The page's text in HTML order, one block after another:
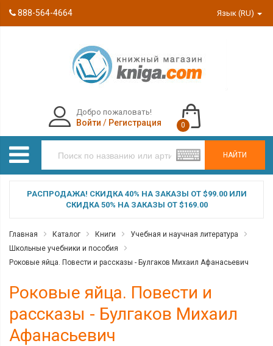
888-564-4664 Язык (RU)
НАЙТИ
Добро пожаловать!
Войти / Регистрация 0
РАСПРОДАЖА! СКИДКА 40% НА ЗАКАЗЫ ОТ $99.00 ИЛИ
СКИДКА 50% НА ЗАКАЗЫ ОТ $169.00
Главная Каталог Книги
Учебная и научная литература
Школьные учебники и пособия
Роковые яйца. Повести и рассказы - Булгаков Михаил Афанасьевич
Роковые яйца. Повести и
рассказы - Булгаков Михаил
Афанасьевич